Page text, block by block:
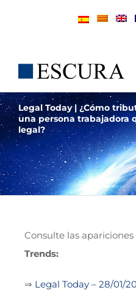
Legal Today | ¿Cómo
una persona trabajadora
legal?
Consulte las apariciones
Trends:
⇒ Legal Today – 28/01/